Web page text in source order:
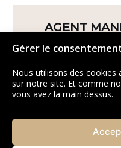
Gérer le
Nous utilisons des cookies
sur notre site. Et comme
vous avez la main dessus.
AGENT
23/25 rue